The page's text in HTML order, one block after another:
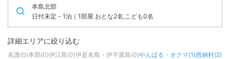
本島北部
日付未定 - 1泊｜1部屋 おとな2名,こども0名
詳細エリアに絞り込む
名護(0)本部(0)伊江島(0)伊是名島・伊平屋島(0)やんばる・オクマ(1)恩納村(2)